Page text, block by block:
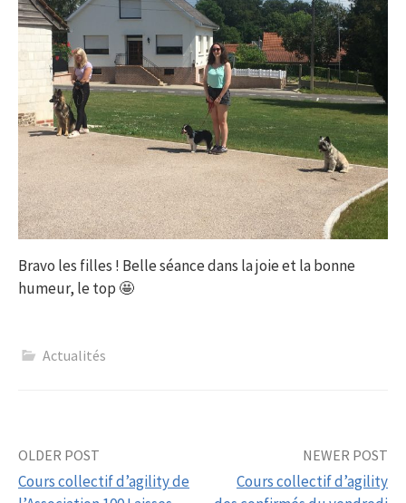
Bravo les filles ! Belle séance dans la joie et la bonne
humeur, le top 🤩
Actualités
Post
OLDER POST
Cours collectif d’agility de
NEWER POST
Cours collectif d’agility